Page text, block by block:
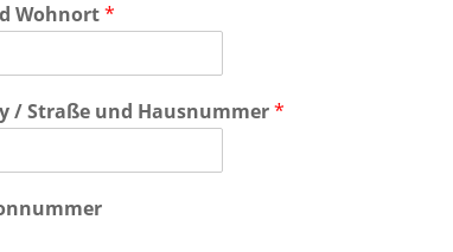
Wohnort*
/ Straße und Hausnummer*